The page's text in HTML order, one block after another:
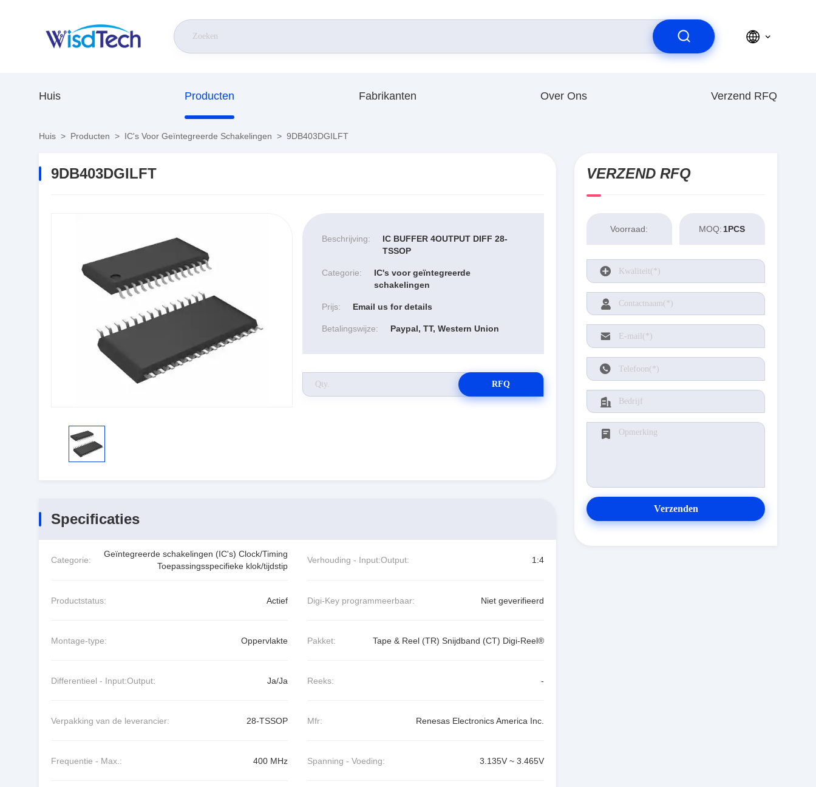
Huis Producten Fabrikanten Over Ons Verzend RFQ
Huis > Producten > IC's Voor Geïntegreerde Schakelingen > 9DB403DGILFT
9DB403DGILFT
Beschrijving:
IC BUFFER 4OUTPUT DIFF 28-
TSSOP
Categorie:
IC's voor geïntegreerde
schakelingen
Prijs: Email us for details
Betalingswijze: Paypal, TT, Western Union
RFQ
Specificaties
Categorie:
Geïntegreerde schakelingen (IC's) Clock/Timing
Toepassingsspecifieke klok/tijdstip
Verhouding - Input:Output: 1:4
Productstatus: Actief Digi-Key programmeerbaar: Niet geverifieerd
Montage-type: Oppervlakte Pakket: Tape & Reel (TR) Snijdband (CT) Digi-Reel®
Differentieel - Input:Output: Ja/Ja Reeks: -
Verpakking van de leverancier: 28-TSSOP Mfr: Renesas Electronics America Inc.
Frequentie - Max.: 400 MHz Spanning - Voeding: 3.135V ~ 3.465V
VERZEND RFQ
Voorraad: MOQ: 1PCS
Verzenden